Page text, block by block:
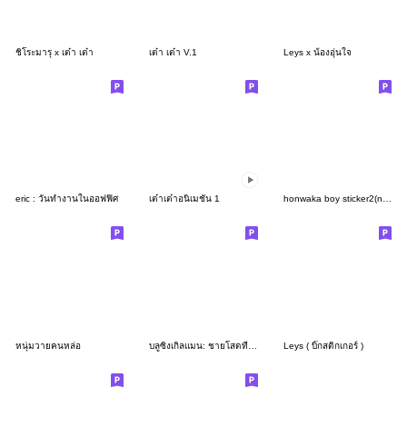
ชิโระมารุ x เต๋า เต๋า เต๋า เต๋า V.1 Leys x น้องอุ่นใจ
eric : วันทำงานในออฟฟิศ เต๋าเต๋าอนิเมชั่น 1 honwaka boy sticker2(no characters)
หนุ่มวายคนหล่อ Leys ( บิ๊กสติกเกอร์ )